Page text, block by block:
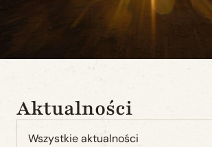
Aktualności
Wszystkie aktualności